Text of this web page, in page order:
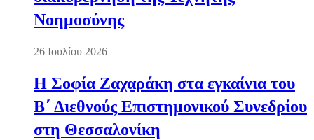
Νοημοσύνης
26 Ιουλίου 2026
Η Σοφία Ζαχαράκη στα εγκαίνια του
Β΄ Διεθνούς Επιστημονικού Συνεδρίου
στη Θεσσαλονίκη